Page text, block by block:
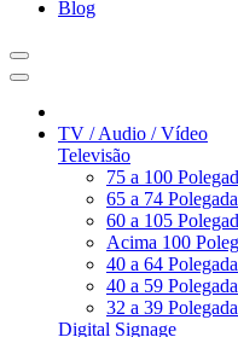
Blog
TV / Audio / Vídeo
Televisão
75 a 100
65 a 74
60 a 105
Acima 100
40 a 64
40 a 59
32 a 39
Digital Signage